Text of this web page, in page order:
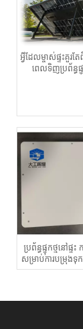
អ្វីដែលម្ចាស់ផ្ទះគួរ
ពេលទិញប្រព័ន្ធផ្ទុ
ប្រព័ន្ធផ្ទុកថ្មនៅផ្ទ
សម្រាប់ការបម្រុងទុក
ថាមពលពន្លឺព្រះ